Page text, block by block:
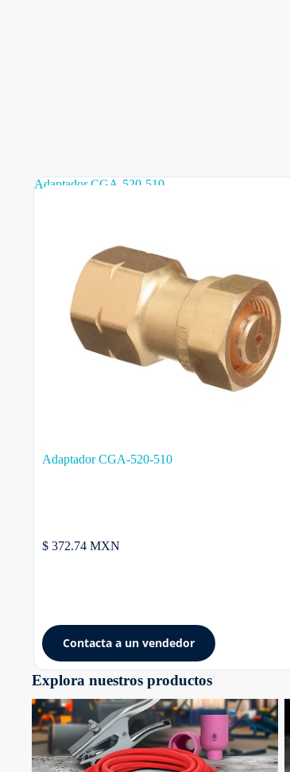
Adaptador CGA-520-510
Adaptador CGA-520-510
$ 372.74 MXN
Contacta a un vendedor
Explora nuestros productos
Accesorios y refacciones